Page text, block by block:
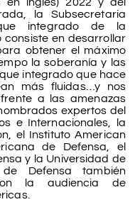
en inglés) 2022 y del
la Subsecretaria
integrado de la
consiste en desarrollar
obtener el máximo
la soberanía y las
integrado que hace
más fluidas…y nos
a las amenazas
expertos del
e Internacionales, la
el Instituto American
de Defensa, el
y la Universidad de
Defensa también
la audiencia de